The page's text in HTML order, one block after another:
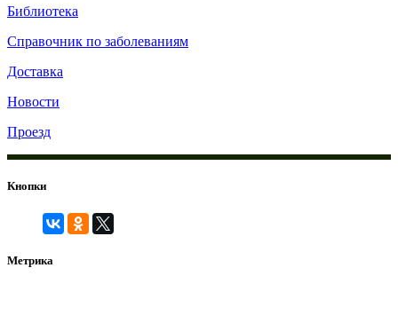
Библиотека
Справочник по заболеваниям
Доставка
Новости
Проезд
Кнопки
Метрика